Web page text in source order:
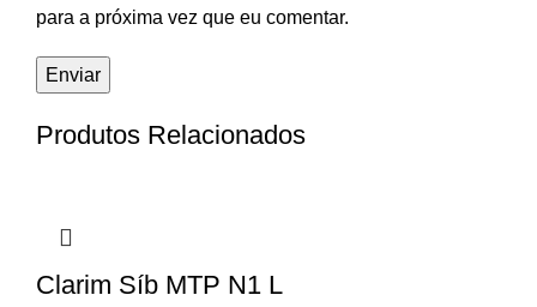
para a próxima vez que eu comentar.
Produtos Relacionados
Clarim Síb MTP N1 L